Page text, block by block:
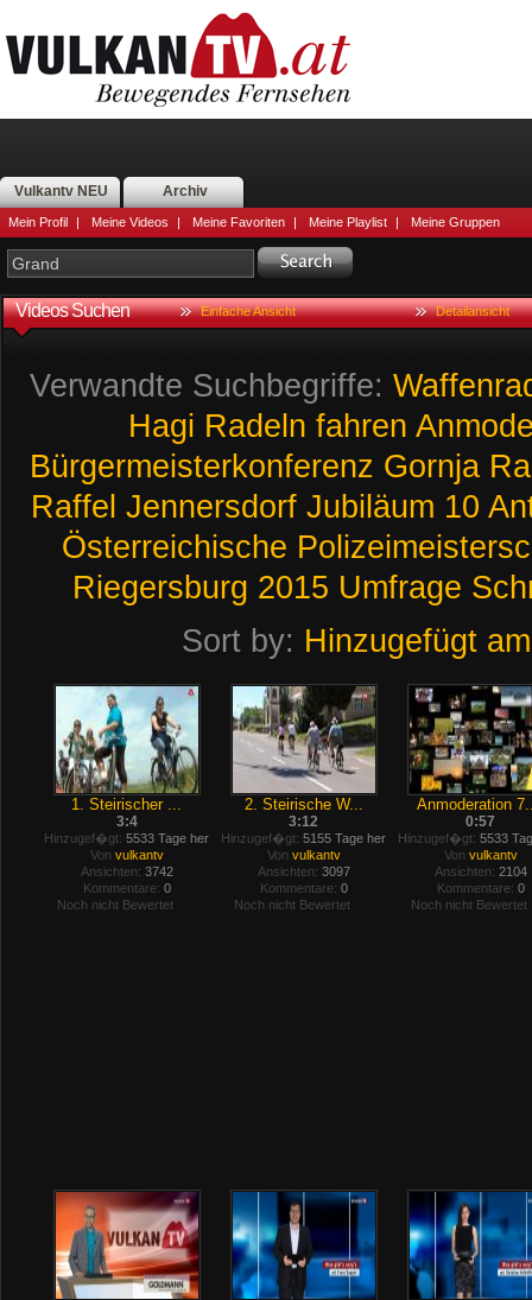
Vulkantv NEU Archiv
Mein Profil | Meine Videos | Meine Favoriten | Meine Playlist | Meine Gruppen
Videos Suchen Einfache Ansicht Detailansicht
Verwandte Suchbegriffe:
Hagi Radeln fahren
Bürgermeisterkonferenz Gornja
Raffel Jennersdorf Jubiläum 10
Österreichische
Riegersburg 2015 Umfrage
Sort by: Hinzugefügt am
1. Steirischer ...
3:4
Hinzugef�gt: 5533 Tage her
Von vulkantv
Ansichten: 3742
Kommentare: 0
Noch nicht Bewertet
2. Steirische W...
3:12
Hinzugef�gt: 5155 Tage her
Von vulkantv
Ansichten: 3097
Kommentare: 0
Noch nicht Bewertet
Anmoderation
0:57
Hinzugef�gt: 5533
Von vulkantv
Ansichten: 2104
Kommentare: 0
Noch nicht Bewertet